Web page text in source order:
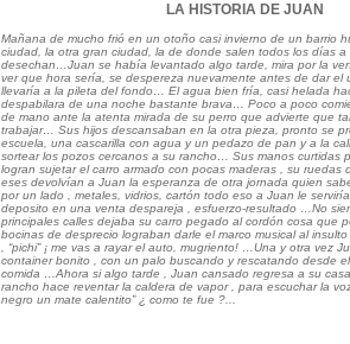
LA HISTORIA DE JUAN
Mañana de mucho frió en un otoño casi invierno de un barrio
ciudad, la otra gran ciudad, la de donde salen todos los días a
desechan…Juan se había levantado algo tarde, mira por la
ver que hora sería, se despereza nuevamente antes de dar el
llevaría a la pileta del fondo… El agua bien fría, casi helada
despabilara de una noche bastante brava… Poco a poco
de mano ante la atenta mirada de su perro que advierte que
trabajar… Sus hijos descansaban en la otra pieza, pronto se
escuela, una cascarilla con agua y un pedazo de pan y a la
sortear los pozos cercanos a su rancho… Sus manos curtidas
logran sujetar el carro armado con pocas maderas , su ruedas
eses devolvían a Juan la esperanza de otra jornada quien
por un lado , metales, vidrios, cartón todo eso a Juan le
deposito en una venta despareja , esfuerzo-resultado …No
principales calles dejaba su carro pegado al cordón cosa que
bocinas de desprecio lograban darle el marco musical al insulto
, “pichi” ¡ me vas a rayar el auto, mugriento! …Una y otra vez
container bonito , con un palo buscando y rescatando desde
comida …Ahora si algo tarde , Juan cansado regresa a su
rancho hace reventar la caldera de vapor , para escuchar la
negro un mate calentito” ¿ como te fue ?...